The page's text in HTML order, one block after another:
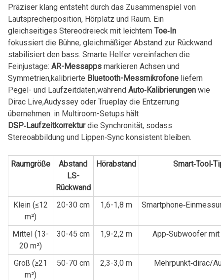
Präziser​ klang entsteht durch das Zusammenspiel von
Lautsprecherposition, Hörplatz und ⁤Raum. Ein
gleichseitiges Stereodreieck mit leichtem Toe‑In
fokussiert ⁤die Bühne, ⁤gleichmäßiger⁤ Abstand zur Rückwand
stabilisiert den bass. ‍Smarte Helfer vereinfachen‌ die
Feinjustage: AR-Messappsmarkieren Achsen und
Symmetrien,kalibrierte Bluetooth-Messmikrofoneliefern
Pegel- und Laufzeitdaten,während Auto‑Kalibrierungenwie
Dirac Live,Audyssey oder Trueplay ‍die Entzerrung
übernehmen.‌ in Multiroom-Setups hält
DSP‑Laufzeitkorrekturdie⁢ Synchronität, sodass
Stereoabbildung und Lippen‑Sync konsistent bleiben.
Raumgröße
Abstand
LS-
Rückwand
Hörabstand
Klein (≤12
m²)
20-30 cm 1,6-1,8 m
Mittel (13-
20 m²)
30-45 cm 1,9-2,2 ⁤m App‑Subwoofer mit
Groß (≥21
m²)
50-70 cm 2,3-3,0 m Mehrpunkt‑dirac/